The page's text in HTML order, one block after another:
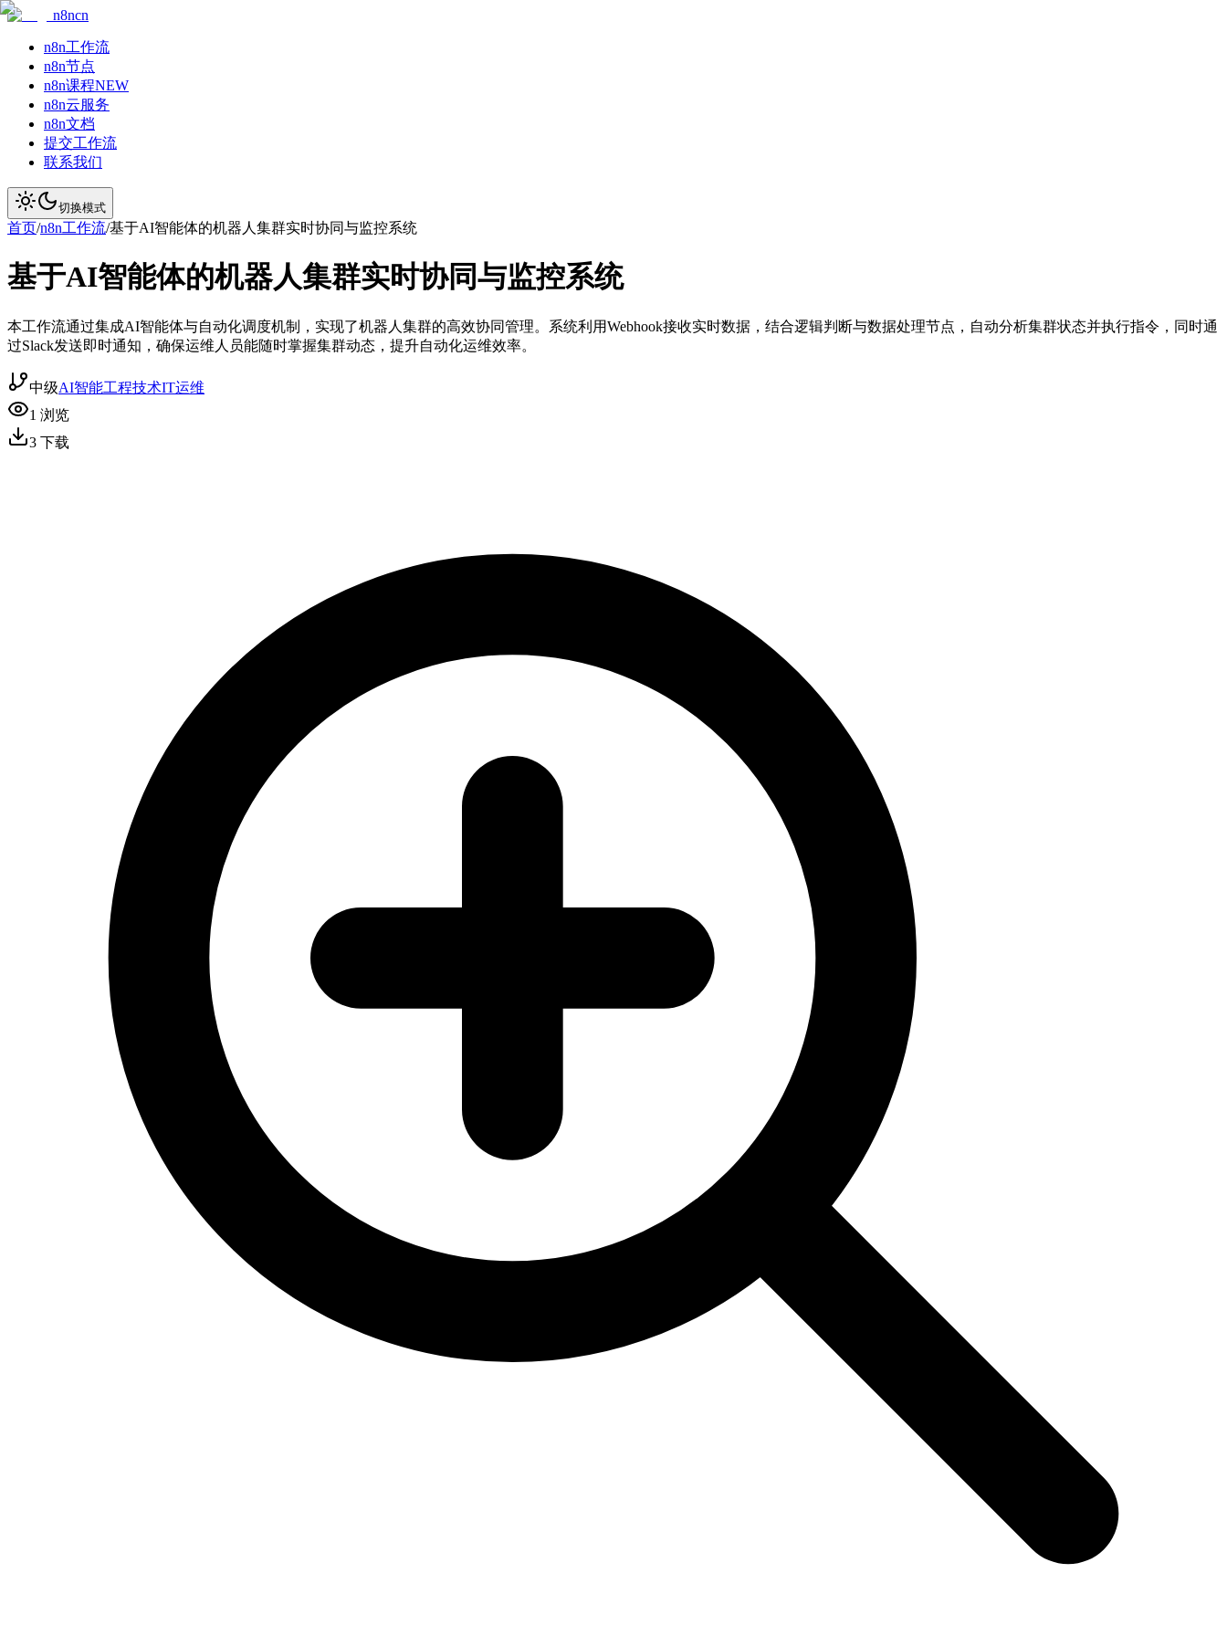
n8ncn
n8n工作流
n8n节点
n8n课程NEW
n8n云服务
n8n文档
提交工作流
联系我们
切换模式
首页/n8n工作流/基于AI智能体的机器人集群实时协同与监控系统
基于AI智能体的机器人集群实时协同与监控系统
本工作流通过集成AI智能体与自动化调度机制，实现了机器人集群的高效协同管理。系统利用Webhook接收实时数据，结合逻辑判断与数据处理节点，自动分析集群状态并执行指令，同时通
过Slack发送即时通知，确保运维人员能随时掌握集群动态，提升自动化运维效率。
中级AI智能工程技术IT运维
1 浏览
3 下载